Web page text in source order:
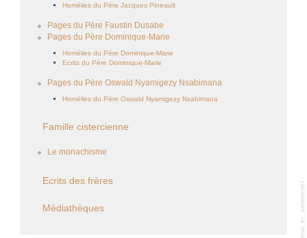
Homélies du Père Jacques Pineault
Pages du Père Faustin Dusabe
Pages du Père Dominique-Marie
Homélies du Père Dominique-Marie
Ecrits du Père Dominique-Marie
Pages du Père Oswald Nyamigezy Nsabimana
Homélies du Père Oswald Nyamigezy Nsabimana
Famille cistercienne
Le monachisme
Ecrits des frères
Médiathèques